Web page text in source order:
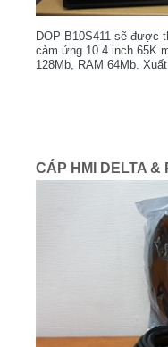
DOP-B10S411 sẽ được
cảm ứng 10.4 inch 65K
128Mb, RAM 64Mb.
CÁP HMI DELTA &